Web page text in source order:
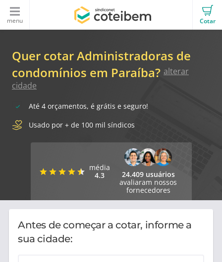
menu Cotar
Quer cotar Administradoras de
condomínios em Paraíba? alterar
cidade
Até 4 orçamentos, é grátis e seguro!
Usado por + de 100 mil síndicos
média
4.3
24.409 usuários
avaliaram nossos
fornecedores
Antes de começar a cotar, informe a
sua cidade: